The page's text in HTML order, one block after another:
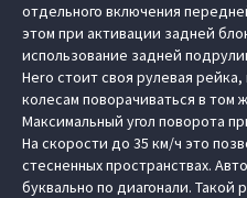
отдельного включения
этом при активации задней
использование задней
Hero стоит своя рулевая
колесам поворачиваться в том
Максимальный угол поворота
На скорости до 35 км/ч это
стесненных пространствах.
буквально по диагонали.